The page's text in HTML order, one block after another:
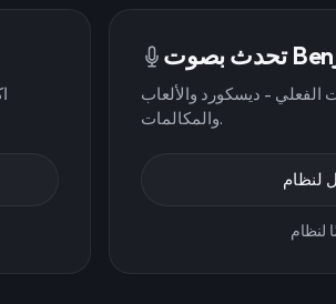
- ديسكورد والألعاب
والمكالمات.